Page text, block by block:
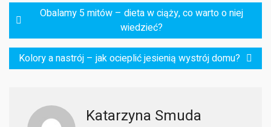
Nawigacja
wpisu
Obalamy 5 mitów – dieta w ciąży, co warto o niej
wiedzieć?
Kolory a nastrój – jak ocieplić jesienią wystrój domu?
Katarzyna Smuda